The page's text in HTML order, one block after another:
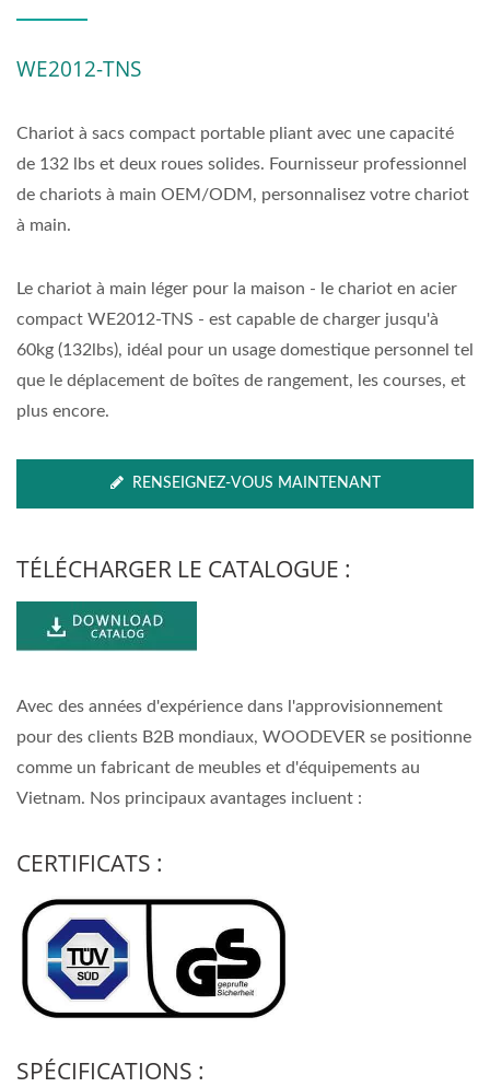
WE2012-TNS
Chariot à sacs compact portable pliant avec une capacité
de 132 lbs et deux roues solides. Fournisseur professionnel
de chariots à main OEM/ODM, personnalisez votre chariot
à main.
Le chariot à main léger pour la maison - le chariot en acier
compact WE2012-TNS - est capable de charger jusqu'à
60kg (132lbs), idéal pour un usage domestique personnel tel
que le déplacement de boîtes de rangement, les courses, et
plus encore.
RENSEIGNEZ-VOUS MAINTENANT
TÉLÉCHARGER LE CATALOGUE :
Avec des années d'expérience dans l'approvisionnement
pour des clients B2B mondiaux, WOODEVER se positionne
comme un fabricant de meubles et d'équipements au
Vietnam. Nos principaux avantages incluent :
CERTIFICATS :
SPÉCIFICATIONS :